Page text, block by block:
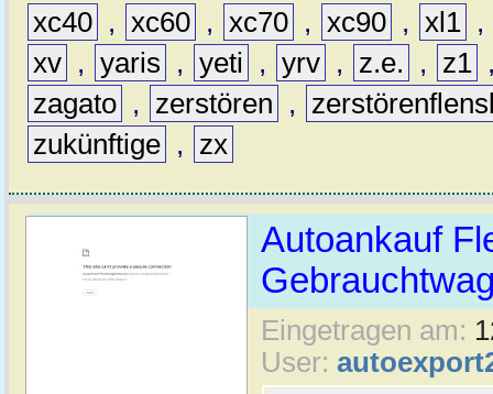
xc40 , xc60 , xc70 , xc90 , xl1 ,
xv , yaris , yeti , yrv , z.e. , z1
zagato , zerstören ,
zukünftige , zx
Autoankauf
Eingetragen am:
User: